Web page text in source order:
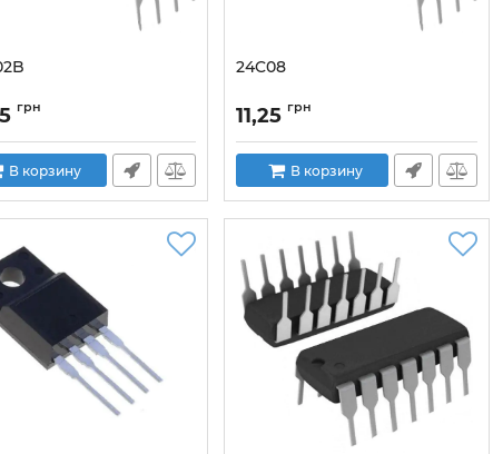
грн
В корзину
24C08
11,25 грн
В корзину